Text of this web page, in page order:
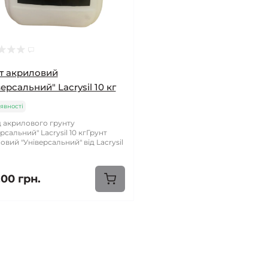
акриловий
Lacrysil 10 кг
акрилового грунту
Lacrysil 10 кгГрунт
"Універсальний" від Lacrysil
грн.